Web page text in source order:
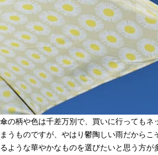
傘の柄や色は千差万別で、買いに行ってもネ
まうものですが、やはり鬱陶しい雨だから
るような華やかなものを選びたいと思う方が